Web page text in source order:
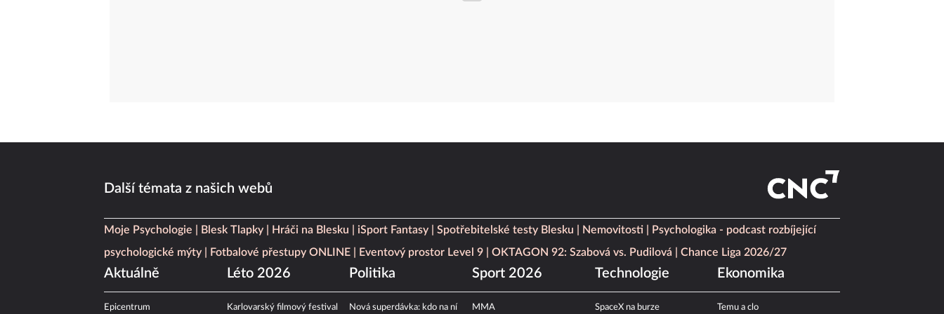
Další témata z našich webů
Moje Psychologie Blesk Tlapky Hráči na Blesku iSport Fantasy Spotřebitelské testy Blesku Nemovitosti
Psychologika - podcast rozbíjející
psychologické mýty
Fotbalové přestupy ONLINE Eventový prostor Level 9 OKTAGON 92: Szabová vs. Pudilová Chance Liga 2026/27
Aktuálně
Epicentrum
Léto 2026
Karlovarský filmový festival
Politika
Nová superdávka: kdo na ní
Sport 2026
MMA
Technologie
SpaceX na burze
Ekonomika
Temu a clo